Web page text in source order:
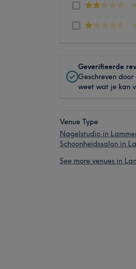
Geverifieerde
Geschreven
weet wat je kan
Venue Type
Nagelstudio in
Schoonheidssalon in
See more venues in